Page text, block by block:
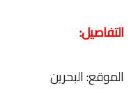
التفاصيل:
الموقع: البحرين